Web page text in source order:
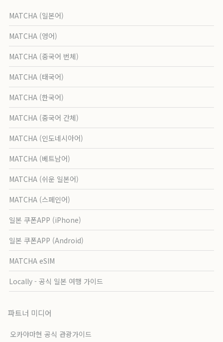
MATCHA (일본어)
MATCHA (영어)
MATCHA (중국어 번체)
MATCHA (태국어)
MATCHA (한국어)
MATCHA (중국어 간체)
MATCHA (인도네시아어)
MATCHA (베트남어)
MATCHA (쉬운 일본어)
MATCHA (스페인어)
일본 쿠폰APP (iPhone)
일본 쿠폰APP (Android)
MATCHA eSIM
Locally - 공식 일본 여행 가이드
파트너 미디어
오카야마현 공식 관광가이드